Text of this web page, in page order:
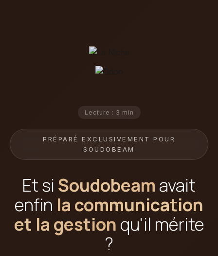
Lecture : 3 min
PRÉPARÉ EXCLUSIVEMENT POUR
SOUDOBEAM
Et si Soudobeam avait
enfin la communication
et la gestion qu'il mérite
?